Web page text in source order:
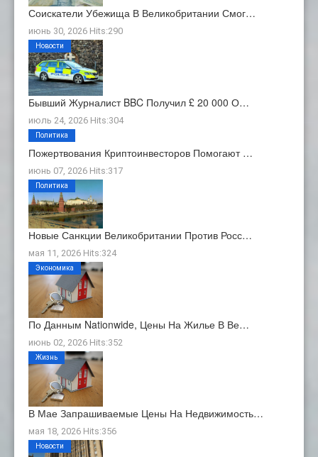
Соискатели Убежища В Великобритании Смог…
июнь 30, 2026 Hits:290
Бывший Журналист BBC Получил £ 20 000 О…
июль 24, 2026 Hits:304
Новости
Пожертвования Криптоинвесторов Помогают …
июнь 07, 2026 Hits:317
Политика
Новые Санкции Великобритании Против Росс…
мая 11, 2026 Hits:324
Политика
По Данным Nationwide, Цены На Жилье В Ве…
июнь 02, 2026 Hits:352
Экономика
В Мае Запрашиваемые Цены На Недвижимость…
мая 18, 2026 Hits:356
Жизнь
Новости